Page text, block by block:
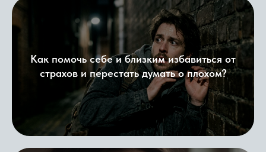
Как помочь себе и близким избавиться от
страхов и перестать думать о плохом?